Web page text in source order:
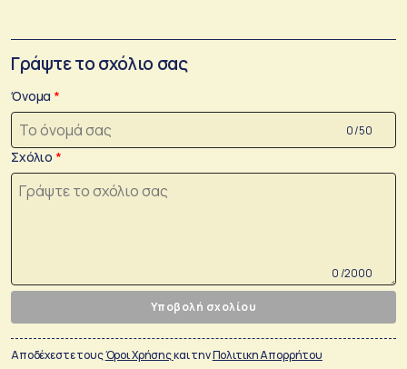
Γράψτε το σχόλιο σας
Όνομα
0 /50
Σχόλιο
0 /2000
Υποβολή σχολίου
Αποδέχεστε τουςΌροι Χρήσηςκαι τηνΠολιτικη Απορρήτου